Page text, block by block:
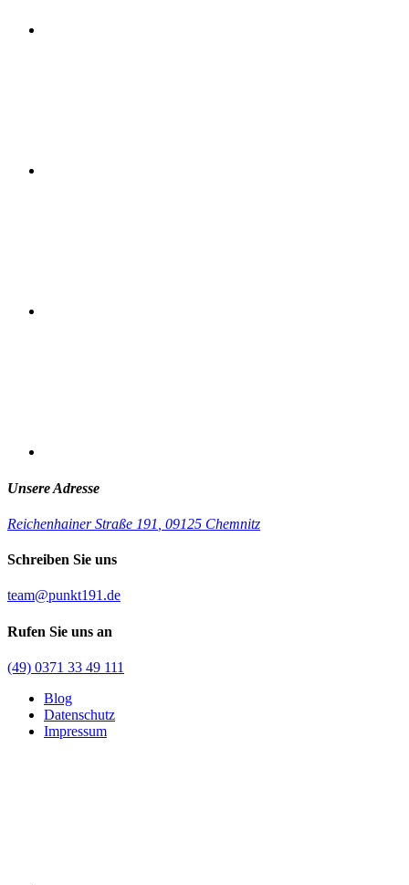
Unsere Adresse
Reichenhainer Straße 191 09125 Chemnitz
Schreiben Sie uns
team@punkt191.de
Rufen Sie uns an
(49) 0371 33 49 111
Blog
Datenschutz
Impressum